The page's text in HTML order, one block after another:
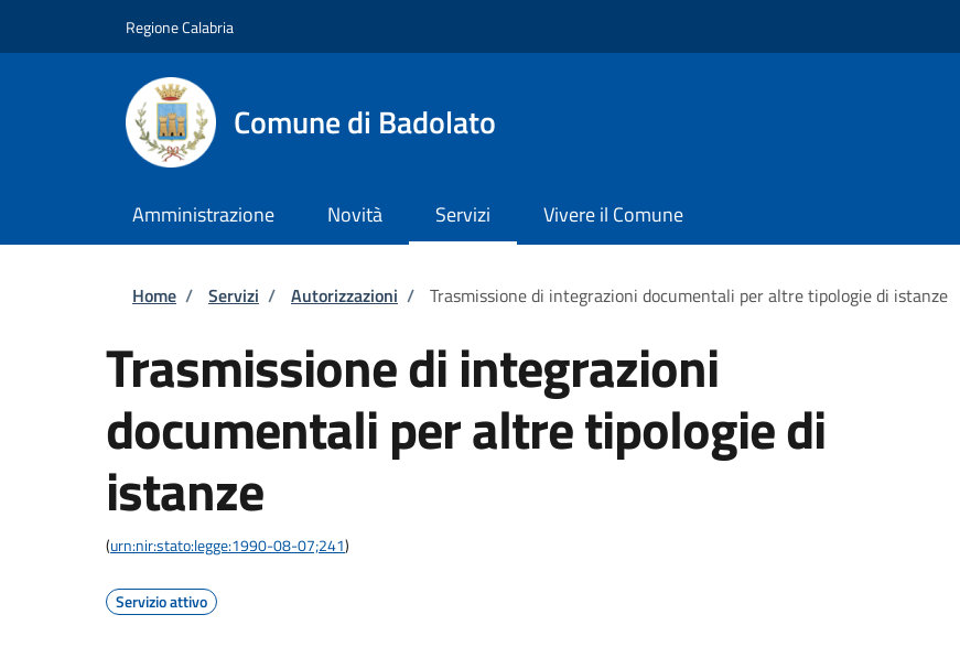
Regione Calabria
Comune di Badolato
Amministrazione Novità Servizi Vivere il Comune
Briciole di pane
Home / Servizi / Autorizzazioni / Trasmissione di integrazioni documentali per altre tipologie di istanze
Trasmissione di integrazioni
documentali per altre tipologie di
istanze
(urn:nir:stato:legge:1990-08-07;241)
Servizio attivo